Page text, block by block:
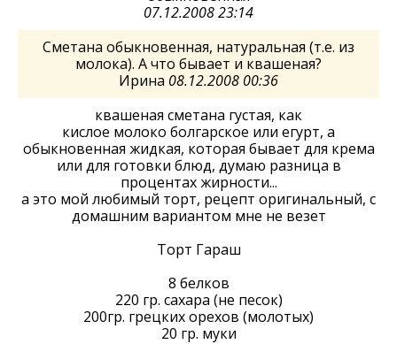
07.12.2008 23:14
Сметана обыкновенная, натуральная (т.е. из
молока). А что бывает и квашеная?
Ирина 08.12.2008 00:36
квашеная сметана густая, как
кислое молоко болгарское или егурт, а
обыкновенная жидкая, которая бывает для крема
или для готовки блюд, думаю разница в
процентах жирности...
а это мой любимый торт, рецепт оригинальный, с
домашним вариантом мне не везет
Торт Гараш
8 белков
220 гр. сахара (не песок)
200гр. грецких орехов (молотых)
20 гр. муки